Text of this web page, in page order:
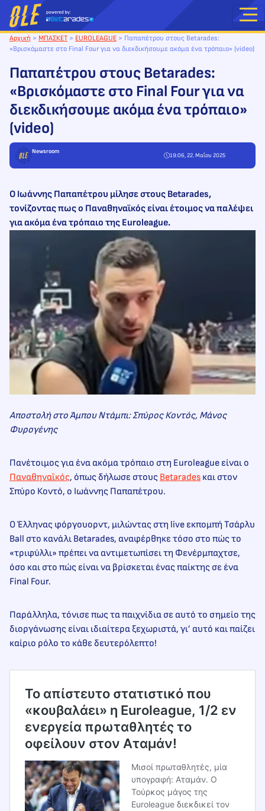
Μετάβαση
στο
περιεχόμενο
Αρχική > ΜΠΑΣΚΕΤ > EUROLEAGUE > Παπαπέτρου στους Betarades:
«Βρισκόμαστε στο Final Four για να διεκδικήσουμε ακόμα ένα τρόπαιο» (video)
Παπαπέτρου στους Betarades:
«Βρισκόμαστε στο Final Four για να
διεκδικήσουμε ακόμα ένα τρόπαιο»
(video)
Newsroom
19:06, 22. Μαΐου 2025
Ο Ιωάννης Παπαπέτρου μίλησε στους Betarades,
τονίζοντας πως ο Παναθηναϊκός είναι έτοιμος να παλέψει
για ακόμα ένα τρόπαιο της Euroleague.
Αποστολή στο Άμπου Ντάμπι: Σπύρος Κοντός, Μάνος
Φυρογένης
Πανέτοιμος για ένα ακόμα τρόπαιο στη Euroleague είναι ο
Παναθηναϊκός, όπως δήλωσε στους Betarades και στον
Σπύρο Κοντό, ο Ιωάννης Παπαπέτρου.
Ο Έλληνας φόργουορντ, μιλώντας στη live εκπομπή Τσάρλυ
Ball στο κανάλι Betarades, αναφέρθηκε τόσο στο πώς το
«τριφύλλι» πρέπει να αντιμετωπίσει τη Φενέρμπαχτσε,
όσο και στο πώς είναι να βρίσκεται ένας παίκτης σε ένα
Final Four.
Παράλληλα, τόνισε πως τα παιχνίδια σε αυτό το σημείο της
διοργάνωσης είναι ιδιαίτερα ξεχωριστά, γι’ αυτό και παίζει
καίριο ρόλο το κάθε δευτερόλεπτο!
Το απίστευτο στατιστικό που
«κουβαλάει» η Euroleague, 1/2 εν
ενεργεία πρωταθλητές το
οφείλουν στον Αταμάν!
Μισοί πρωταθλητές, μία
υπογραφή: Αταμάν. Ο
Τούρκος μάγος της
Euroleague διεκδικεί τον